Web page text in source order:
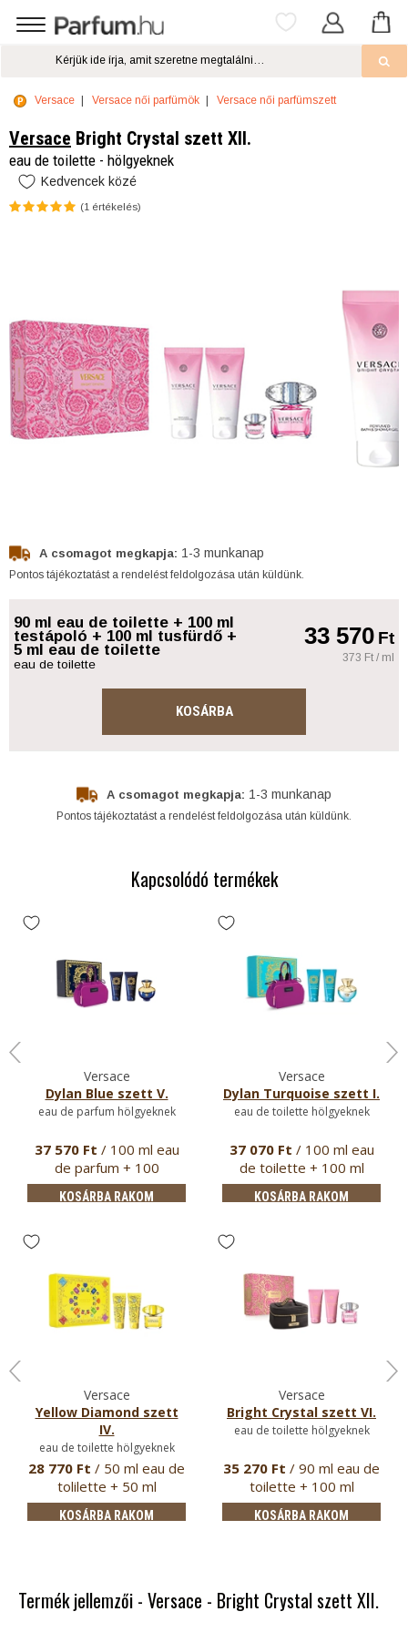
Versace Versace női parfümök Versace női parfümszett
Versace Bright Crystal szett XII.
eau de toilette - hölgyeknek
Kedvencek közé
(1 értékelés)
A csomagot megkapja: 1-3 munkanap
Pontos tájékoztatást a rendelést feldolgozása után küldünk.
90 ml eau de toilette + 100 ml
testápoló + 100 ml tusfürdő +
5 ml eau de toilette
eau de toilette
33 570Ft
373 Ft / ml
KOSÁRBA
A csomagot megkapja: 1-3 munkanap
Pontos tájékoztatást a rendelést feldolgozása után küldünk.
Kapcsolódó termékek
Versace
Dylan Blue szett V.
eau de parfum hölgyeknek
37 570 Ft / 100 ml eau
de parfum + 100
testáploó +…
KOSÁRBA RAKOM
Versace
Dylan Turquoise szett I.
eau de toilette hölgyeknek
37 070 Ft / 100 ml eau
de toilette + 100 ml
testáp…
KOSÁRBA RAKOM
Versace
Yellow Diamond szett
IV.
eau de toilette hölgyeknek
28 770 Ft / 50 ml eau de
tolilette + 50 ml
testápo…
KOSÁRBA RAKOM
Versace
Bright Crystal szett VI.
eau de toilette hölgyeknek
35 270 Ft / 90 ml eau de
toilette + 100 ml
testápo…
KOSÁRBA RAKOM
Termék jellemzői - Versace - Bright Crystal szett XII.